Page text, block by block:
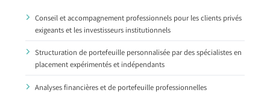
Conseil et accompagnement professionnels pour les clients privés
exigeants et les investisseurs institutionnels
Structuration de portefeuille personnalisée par des spécialistes en
placement expérimentés et indépendants
Analyses financières et de portefeuille professionnelles